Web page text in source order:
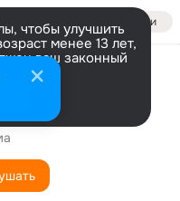
Войти
чтобы улучшить
менее 13 лет,
ваш законный
Sabat